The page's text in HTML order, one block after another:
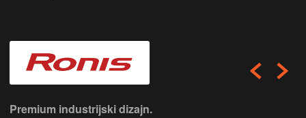
Premium industrijski dizajn.